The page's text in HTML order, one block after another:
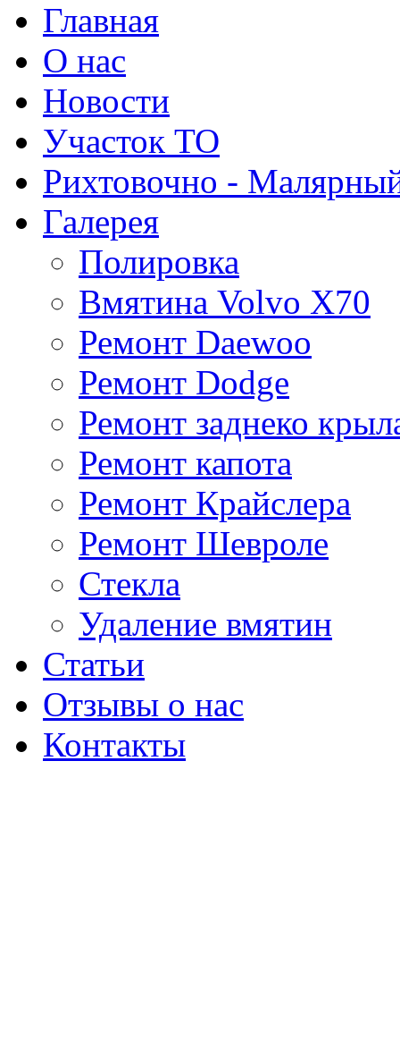
Главная
О нас
Новости
Участок ТО
Рихтовочно -
Галерея
Полировка
Вмятина Volvo X70
Ремонт Daewoo
Ремонт Dodge
Ремонт заднеко
Ремонт капота
Ремонт Крайслера
Ремонт Шевроле
Стекла
Удаление вмятин
Статьи
Отзывы о нас
Контакты